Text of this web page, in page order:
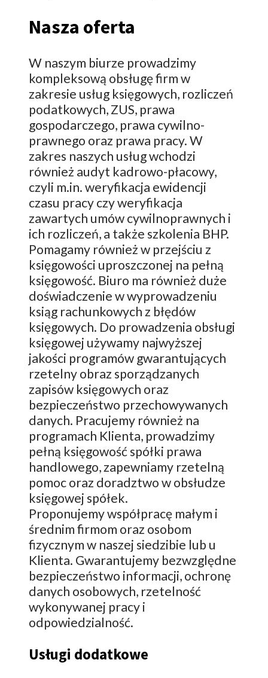
Nasza oferta
W naszym biurze prowadzimy
kompleksową obsługę firm w
zakresie usług księgowych, rozliczeń
podatkowych, ZUS, prawa
gospodarczego, prawa cywilno-
prawnego oraz prawa pracy. W
zakres naszych usług wchodzi
również audyt kadrowo-płacowy,
czyli m.in. weryfikacja ewidencji
czasu pracy czy weryfikacja
zawartych umów cywilnoprawnych i
ich rozliczeń, a także szkolenia BHP.
Pomagamy również w przejściu z
księgowości uproszczonej na pełną
księgowość. Biuro ma również duże
doświadczenie w wyprowadzeniu
ksiąg rachunkowych z błędów
księgowych. Do prowadzenia obsługi
księgowej używamy najwyższej
jakości programów gwarantujących
rzetelny obraz sporządzanych
zapisów księgowych oraz
bezpieczeństwo przechowywanych
danych. Pracujemy również na
programach Klienta, prowadzimy
pełną księgowość spółki prawa
handlowego, zapewniamy rzetelną
pomoc oraz doradztwo w obsłudze
księgowej spółek.
Proponujemy współpracę małym i
średnim firmom oraz osobom
fizycznym w naszej siedzibie lub u
Klienta. Gwarantujemy bezwzględne
bezpieczeństwo informacji, ochronę
danych osobowych, rzetelność
wykonywanej pracy i
odpowiedzialność.
Usługi dodatkowe